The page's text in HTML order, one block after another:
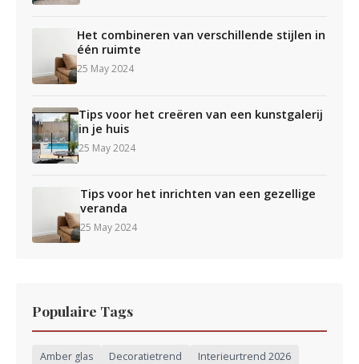
Het combineren van verschillende stijlen in
één ruimte
25 May 2024
Tips voor het creëren van een kunstgalerij
in je huis
25 May 2024
Tips voor het inrichten van een gezellige
veranda
25 May 2024
Populaire Tags
Amber glas Decoratietrend
Interieurtrend 2026